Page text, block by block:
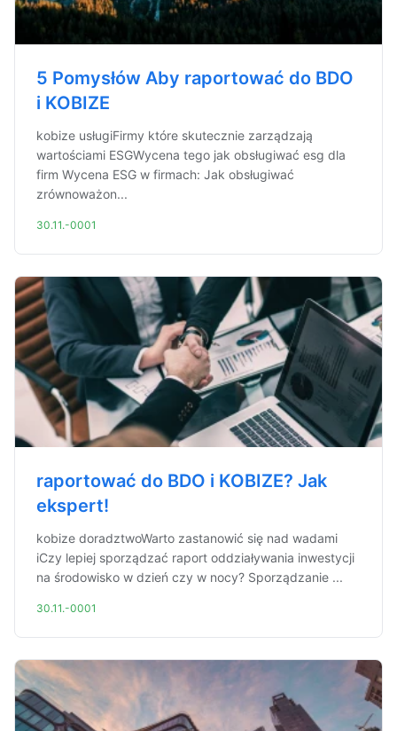
5 Pomysłów Aby raportować do BDO
i KOBIZE
kobize usługiFirmy które skutecznie zarządzają
wartościami ESGWycena tego jak obsługiwać esg dla
firm Wycena ESG w firmach: Jak obsługiwać
zrównoważon...
30.11.-0001
raportować do BDO i KOBIZE? Jak
ekspert!
kobize doradztwoWarto zastanowić się nad wadami
iCzy lepiej sporządzać raport oddziaływania inwestycji
na środowisko w dzień czy w nocy? Sporządzanie ...
30.11.-0001